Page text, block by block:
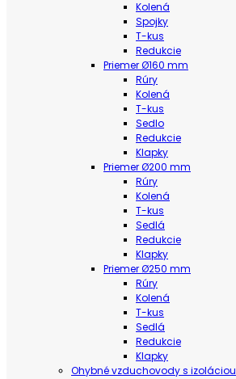
Kolená
Spojky
T-kus
Redukcie
Priemer Ø160 mm
Rúry
Kolená
T-kus
Sedlo
Redukcie
Klapky
Priemer Ø200 mm
Rúry
Kolená
T-kus
Sedlá
Redukcie
Klapky
Priemer Ø250 mm
Rúry
Kolená
T-kus
Sedlá
Redukcie
Klapky
Ohybné vzduchovody s izoláciou